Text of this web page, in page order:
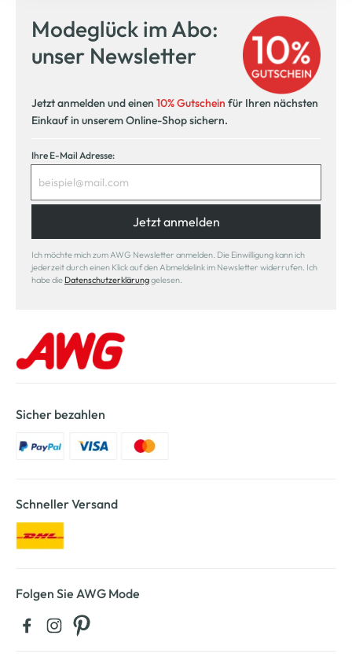
Modeglück im Abo:
unser Newsletter
Jetzt anmelden und einen 10% Gutschein für Ihren nächsten
Einkauf in unserem Online-Shop sichern.
Ihre E-Mail Adresse:
Jetzt anmelden
Ich möchte mich zum AWG Newsletter anmelden. Die Einwilligung kann ich
jederzeit durch einen Klick auf den Abmeldelink im Newsletter widerrufen. Ich
habe die Datenschutzerklärunggelesen.
Sicher bezahlen
Schneller Versand
Folgen Sie AWG Mode